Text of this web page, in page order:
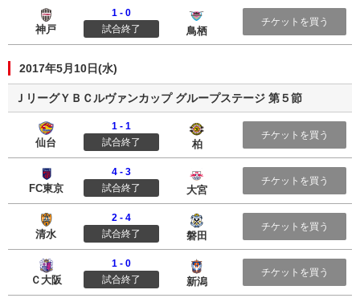
ヴィッセル神戸
神戸
1 - 0
試合終了
鳥栖
チケットを買う
2017年5月10日(水)
ＪリーグＹＢＣルヴァンカップ グループステージ 第５節
ベガルタ仙台
仙台
1 - 1
試合終了
柏
チケットを買う
FC東京
4 - 3
試合終了
大宮
チケットを買う
清水エスパルス
清水
2 - 4
試合終了
磐田
チケットを買う
Ｃ大阪
1 - 0
試合終了
新潟
チケットを買う